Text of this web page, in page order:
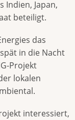
Indien, Japan,
beteiligt.
das
in die Nacht
Projekt
lokalen
interessiert,